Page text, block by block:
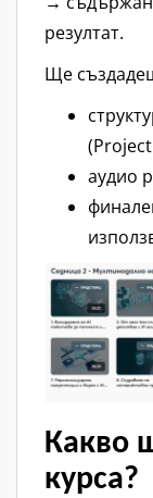
резултат.
Ще
аудио
Какво
курса?